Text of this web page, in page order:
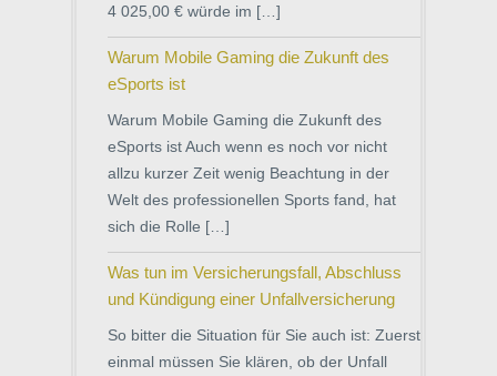
4 025,00 € würde im […]
Warum Mobile Gaming die Zukunft des
eSports ist
Warum Mobile Gaming die Zukunft des
eSports ist Auch wenn es noch vor nicht
allzu kurzer Zeit wenig Beachtung in der
Welt des professionellen Sports fand, hat
sich die Rolle […]
Was tun im Versicherungsfall, Abschluss
und Kündigung einer Unfallversicherung
So bitter die Situation für Sie auch ist: Zuerst
einmal müssen Sie klären, ob der Unfall